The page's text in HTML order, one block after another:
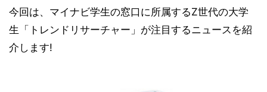
今回は、マイナビ学生の窓口に所属するZ世代の大学
生「トレンドリサーチャー」が注目するニュースを紹
介します!